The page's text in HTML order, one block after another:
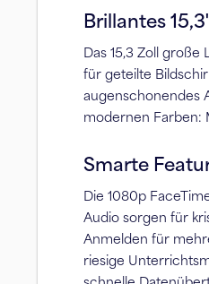
Brillantes
Das 15,3 Zoll große
für geteilte
augenschonendes
modernen Farben:
Smarte
Die 1080p
Audio sorgen für
Anmelden für
riesige